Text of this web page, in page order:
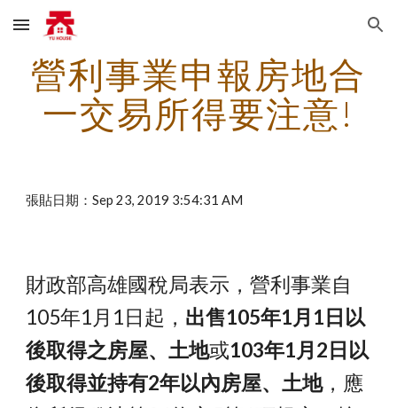
Skip to main content Skip to navigation
營利事業申報房地合
一交易所得要注意!
張貼日期：Sep 23, 2019 3:54:31 AM
財政部高雄國稅局表示，營利事業自
105年1月1日起， 出售105年1月1日以
後取得之房屋、土地或103年1月2日以
後取得並持有2年以內房屋、土地，應